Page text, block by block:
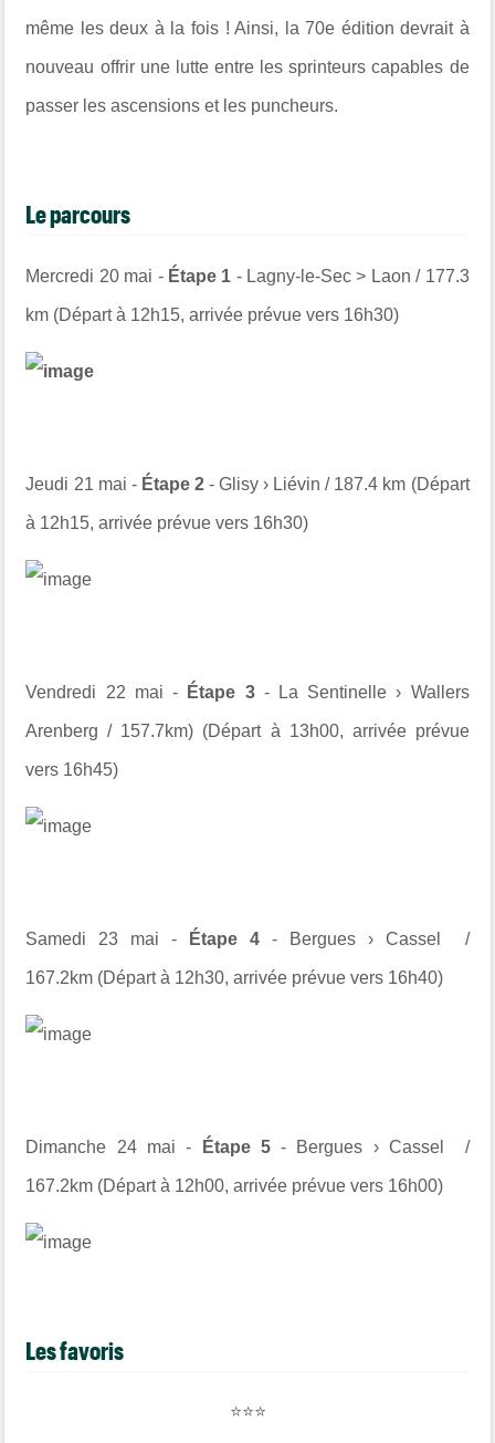
même les deux à la fois ! Ainsi, la 70e édition devrait à
nouveau offrir une lutte entre les sprinteurs capables de
passer les ascensions et les puncheurs.
Le parcours
Mercredi 20 mai - Étape 1 - Lagny-le-Sec > Laon / 177.3
km (Départ à 12h15, arrivée prévue vers 16h30)
Jeudi 21 mai - Étape 2 - Glisy › Liévin / 187.4 km (Départ
à 12h15, arrivée prévue vers 16h30)
Vendredi 22 mai - Étape 3 - La Sentinelle › Wallers
Arenberg / 157.7km) (Départ à 13h00, arrivée prévue
vers 16h45)
Samedi 23 mai - Étape 4 - Bergues › Cassel /
167.2km (Départ à 12h30, arrivée prévue vers 16h40)
Dimanche 24 mai - Étape 5- Bergues › Cassel /
167.2km (Départ à 12h00, arrivée prévue vers 16h00)
Les favoris
⭐⭐⭐